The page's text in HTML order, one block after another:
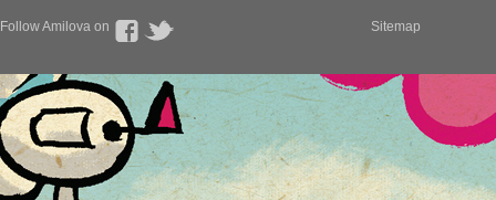
Follow Amilova on Sitemap